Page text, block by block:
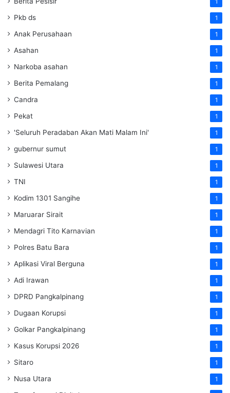
1
Pkb ds 1
Anak Perusahaan 1
Asahan 1
Narkoba asahan 1
Berita Pemalang 1
Candra 1
Pekat 1
'Seluruh Peradaban Akan Mati Malam Ini' 1
gubernur sumut 1
Sulawesi Utara 1
TNI 1
Kodim 1301 Sangihe 1
Maruarar Sirait 1
Mendagri Tito Karnavian 1
Polres Batu Bara 1
Aplikasi Viral Berguna 1
Adi Irawan 1
DPRD Pangkalpinang 1
Dugaan Korupsi 1
Golkar Pangkalpinang 1
Kasus Korupsi 2026 1
Sitaro 1
Nusa Utara 1